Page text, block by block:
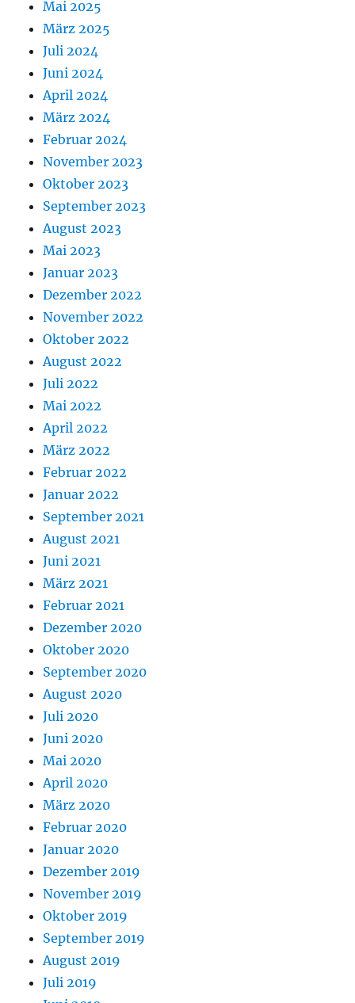
Mai 2025
März 2025
Juli 2024
Juni 2024
April 2024
März 2024
Februar 2024
November 2023
Oktober 2023
September 2023
August 2023
Mai 2023
Januar 2023
Dezember 2022
November 2022
Oktober 2022
August 2022
Juli 2022
Mai 2022
April 2022
März 2022
Februar 2022
Januar 2022
September 2021
August 2021
Juni 2021
März 2021
Februar 2021
Dezember 2020
Oktober 2020
September 2020
August 2020
Juli 2020
Juni 2020
Mai 2020
April 2020
März 2020
Februar 2020
Januar 2020
Dezember 2019
November 2019
Oktober 2019
September 2019
August 2019
Juli 2019